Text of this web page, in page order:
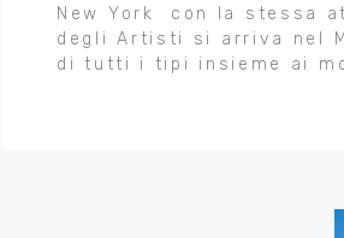
New York con la stessa
degli Artisti si arriva nel
di tutti i tipi insieme ai